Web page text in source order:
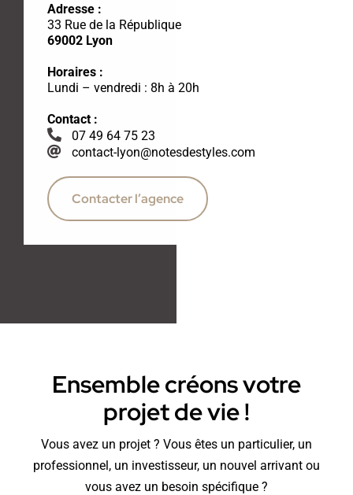
Adresse :
33 Rue de la République
69002 Lyon
Horaires :
Lundi – vendredi : 8h à 20h
Contact :
07 49 64 75 23
contact-lyon@notesdestyles.com
Contacter l’agence
Ensemble créons votre
projet de vie !
Vous avez un projet ? Vous êtes un particulier, un
professionnel, un investisseur, un nouvel arrivant ou
vous avez un besoin spécifique ?